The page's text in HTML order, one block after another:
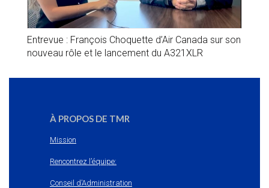
Entrevue : François Choquette d’Air Canada sur son
nouveau rôle et le lancement du A321XLR
À PROPOS DE TMR
Mission
Rencontrez l’équipe:
Conseil d’Administration